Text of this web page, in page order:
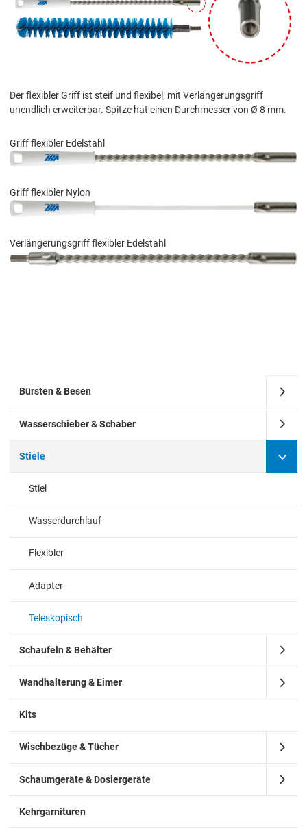
Bürsten & Besen
Wasserschieber & Schaber
Stiele
Stiel
Wasserdurchlauf
Flexibler
Adapter
Teleskopisch
Schaufeln & Behälter
Wandhalterung & Eimer
Kits
Wischbezüge & Tücher
Schaumgeräte & Dosiergeräte
Kehrgarnituren
Der flexibler Griff ist steif und flexibel, mit Verlängerungsgriff
unendlich erweiterbar. Spitze hat einen Durchmesser von Ø 8 mm.
Griff flexibler Edelstahl
Griff flexibler Nylon
Verlängerungsgriff flexibler Edelstahl